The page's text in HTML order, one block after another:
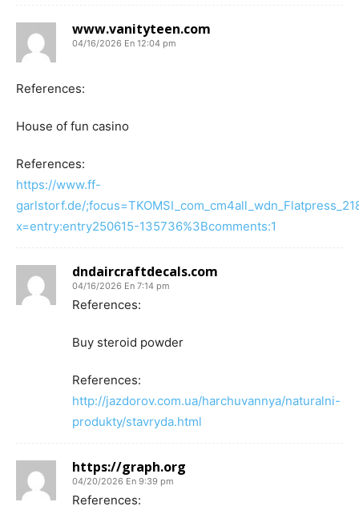
www.vanityteen.com
04/16/2026 En 12:04 pm
References:
House of fun casino
References:
https://www.ff-
garlstorf.de/
x=entry:entry250615-135736%3Bcomments:1
dndaircraftdecals.com
04/16/2026 En 7:14 pm
References:
Buy steroid powder
References:
http://jazdorov.com.ua/harchuvannya/naturalni-
produkty/stavryda.html
https://graph.org
04/20/2026 En 9:39 pm
References: